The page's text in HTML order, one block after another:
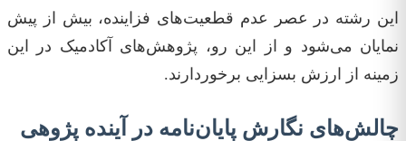
این رشته در عصر عدم قطعیت‌های فزاینده، بیش از پیش
نمایان می‌شود و از این رو، پژوهش‌های آکادمیک در این
زمینه از ارزش بسزایی برخوردارند.
چالش‌های نگارش پایان‌نامه در آینده پژوهی